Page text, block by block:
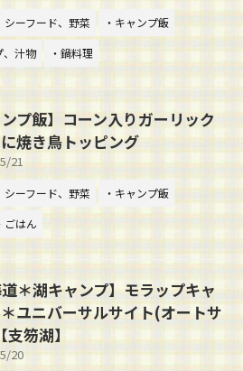
シーフード、野菜
・キャンプ飯
、汁物
・鍋料理
ンプ飯】コーン入りガーリック
焼き鳥トッピング
21
シーフード、野菜
・キャンプ飯
ごはん
道＊湖キャンプ】モラップキャ
ユニバーサルサイト(オートサ
笏湖】
20